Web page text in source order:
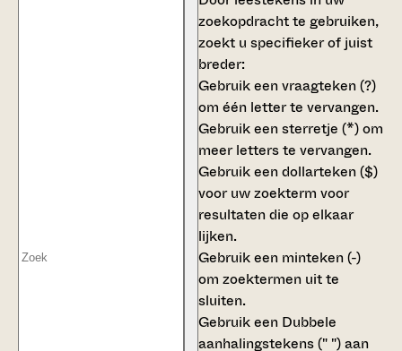
zoekopdracht te gebruiken,
zoekt u specifieker of juist
breder:
Gebruik eenvraagteken (?)
om één letter te vervangen.
Gebruik eensterretje (*)om
meer letters te vervangen.
Gebruik eendollarteken ($)
voor uw zoekterm voor
resultaten die op elkaar
lijken.
Gebruik een minteken (-)
om zoektermen uit te
sluiten.
Gebruik een Dubbele
aanhalingstekens (" ")aan